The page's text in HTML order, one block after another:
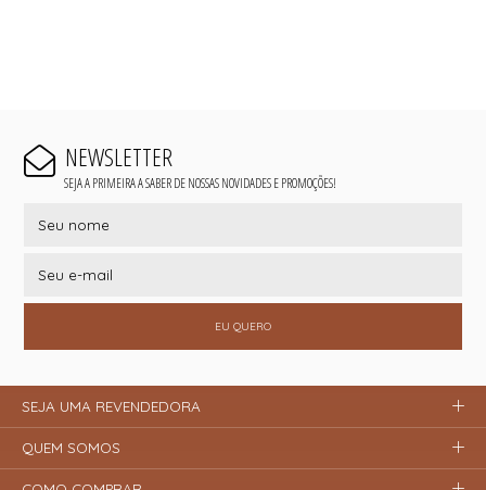
NEWSLETTER
SEJA A PRIMEIRA A SABER DE NOSSAS NOVIDADES E PROMOÇÕES!
EU QUERO
SEJA UMA REVENDEDORA
QUEM SOMOS